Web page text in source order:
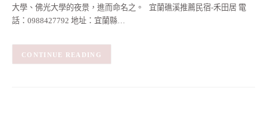
大學、佛光大學的夜景，進而命名之。 宜蘭礁溪推薦民宿-禾田居 電
話：0988427792 地址：宜蘭縣…
CONTINUE READING